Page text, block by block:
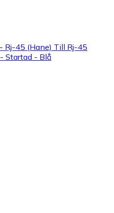
Rj-45 (Hane) Till Rj-45
Startad - Blå